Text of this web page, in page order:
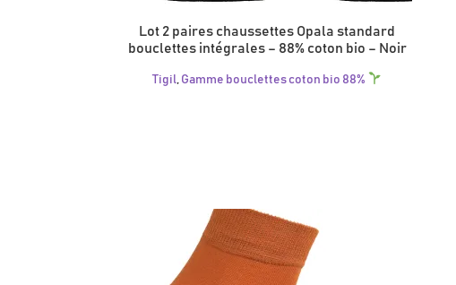
Lot 2 paires chaussettes Opala standard
bouclettes intégrales – 88% coton bio – Noir
Tigil, Gamme bouclettes coton bio 88%
être
choisies
sur
la
page